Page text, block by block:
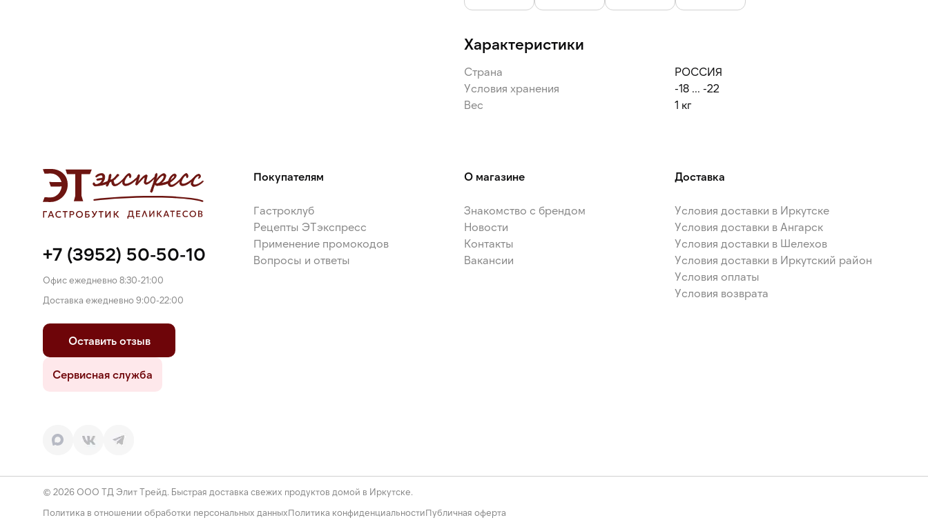
Характеристики
Страна
РОССИЯ
Условия хранения
-18 ... -22
Вес
1 кг
+7 (3952) 50-50-10
Офис ежедневно 8:30-21:00
Доставка ежедневно 9:00-22:00
Оставить отзыв
Сервисная служба
Покупателям
Гастроклуб
Рецепты ЭТэкспресс
Применение промокодов
Вопросы и ответы
О магазине
Знакомство с брендом
Новости
Контакты
Вакансии
Доставка
Условия доставки в Иркутске
Условия доставки в Ангарск
Условия доставки в Шелехов
Условия доставки в Иркутский район
Условия оплаты
Условия возврата
© 2026 ООО ТД Элит Трейд. Быстрая доставка свежих продуктов домой в Иркутске.
Политика в отношении обработки персональных данныхПолитика конфиденциальностиПубличная оферта